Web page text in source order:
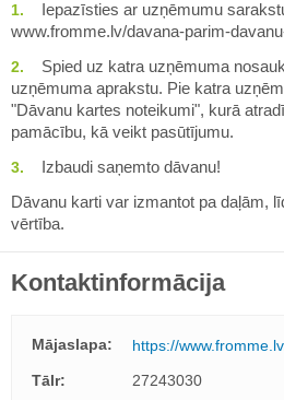
Iepazīsties ar uzņēmumu
www.fromme.lv/davana-parim-
Spied uz katra uzņēmuma
uzņēmuma aprakstu. Pie katra
"Dāvanu kartes noteikumi", kurā
pamācību, kā veikt pasūtījumu.
Izbaudi saņemto dāvanu!
Dāvanu karti var izmantot pa daļām,
vērtība.
Kontaktinformācija
Mājaslapa:
https://
Tālr:
27243030